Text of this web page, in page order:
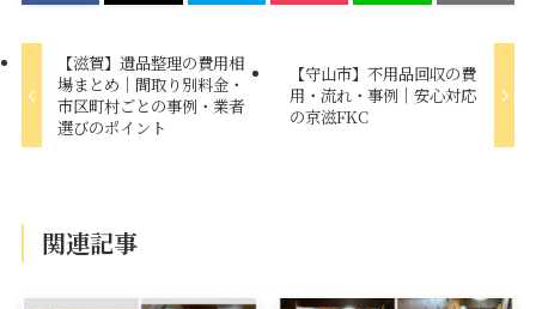
【滋賀】遺品整理の費用相
場まとめ｜間取り別料金・
市区町村ごとの事例・業者
選びのポイント
【守山市】不用品回収の費
用・流れ・事例｜安心対応
の京滋FKC
関連記事